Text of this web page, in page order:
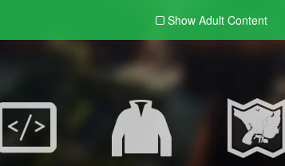
Show Adult Content